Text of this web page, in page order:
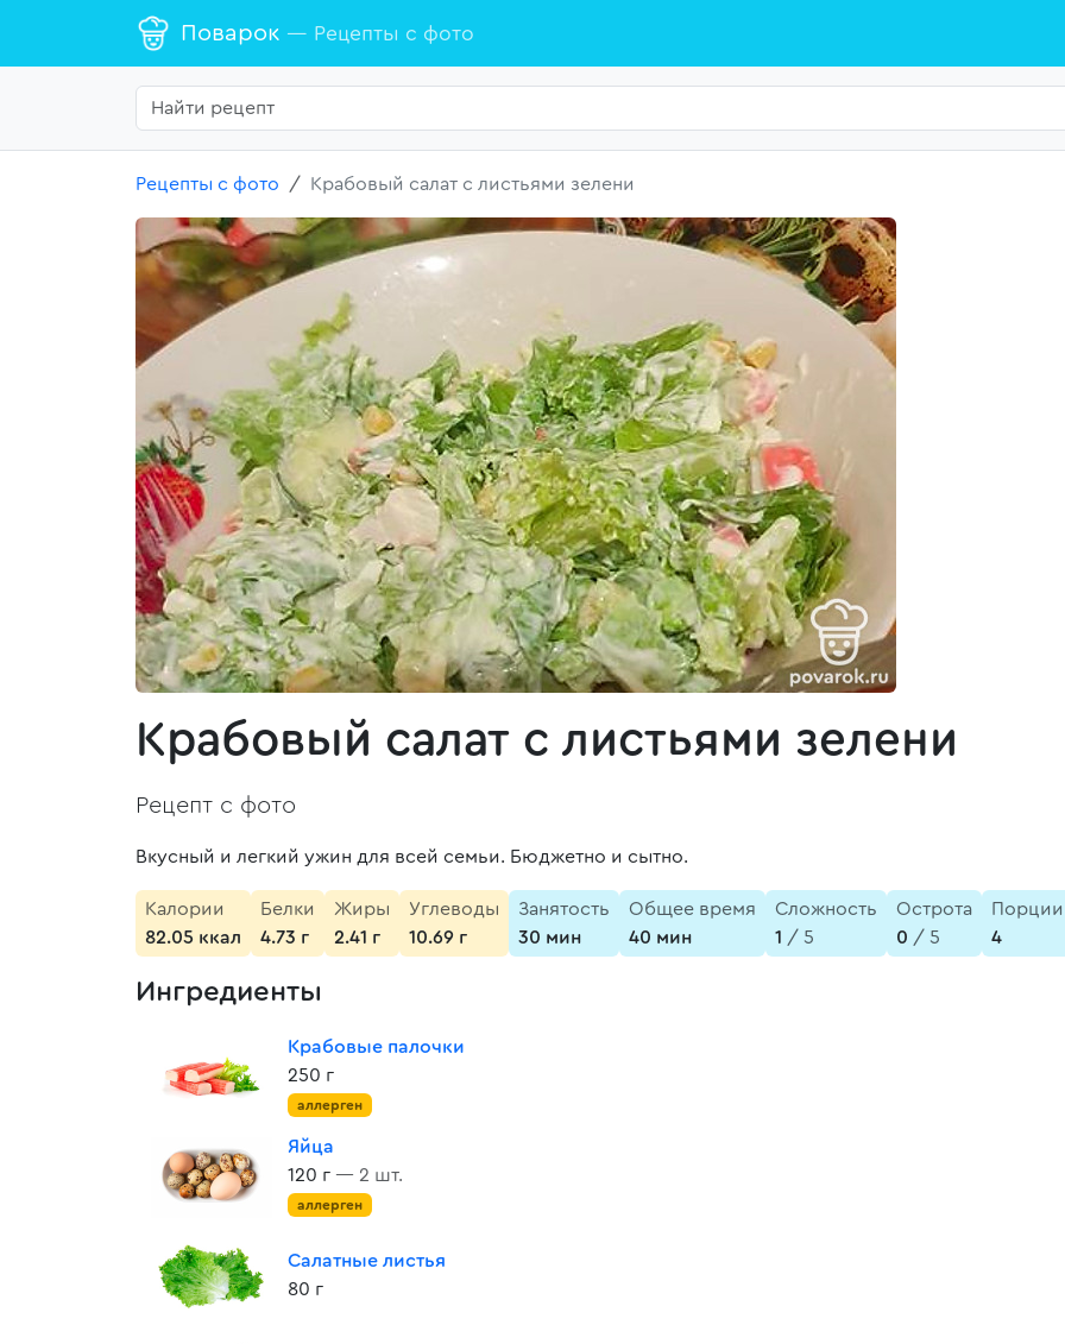
Поварок — Рецепты с фото
Рецепты с фото Крабовый салат с листьями зелени
Крабовый салат с листьями зелени
Рецепт с фото
Вкусный и легкий ужин для всей семьи. Бюджетно и сытно.
Калории
82.05 ккал
Белки
4.73 г
Жиры
2.41 г
Углеводы
10.69 г
Занятость
30 мин
Общее время
40 мин
Сложность
1 / 5
Острота
0 / 5
Порции
4
Ингредиенты
Крабовые палочки
250 г
аллерген
Яйца
120 г — 2 шт.
аллерген
Салатные листья
80 г